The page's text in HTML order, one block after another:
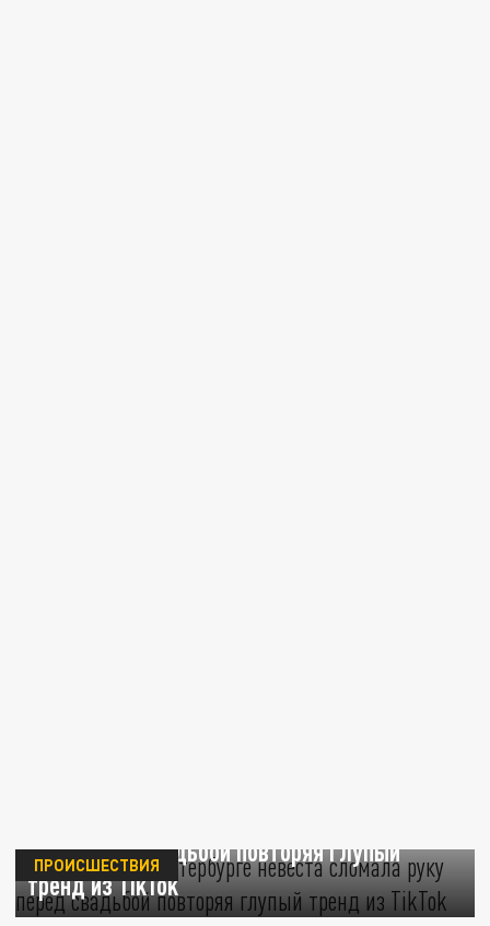
руку перед свадьбой повторяя глупый
тренд из TikTok
ПРОИСШЕСТВИЯ